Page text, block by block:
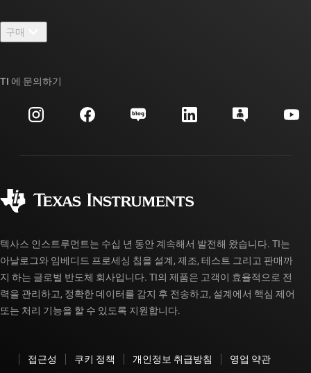
뉴스룸
이벤트
투자 관계
TI E2E™ 설계 지원 포럼
대체품 검색
고객 지원 센터
myTI 계정 FAQ
구매
주문 FAQ
TI 에 문의하기
텍사스 인스트루먼트는 수십 년 동안 계속해서 발전해 왔습니다. TI는
아날로그와 임베디드 프로세싱 칩을 설계, 제조, 테스트 그리고 판매까
지 하는 글로벌 반도체 회사입니다. TI의 제품은 고객이 효율적으로 전
력을 관리하고, 정확한 데이터를 감지 후 전송하고, 설계에서 핵심 제어
또는 처리 기능을 할 수 있도록 지원합니다.
접근성 쿠키 정책 개인정보 취급방침 영업 약관